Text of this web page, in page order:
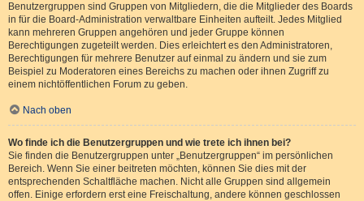
Benutzergruppen sind Gruppen von Mitgliedern, die die Mitglieder des Boards
in für die Board-Administration verwaltbare Einheiten aufteilt. Jedes Mitglied
kann mehreren Gruppen angehören und jeder Gruppe können
Berechtigungen zugeteilt werden. Dies erleichtert es den Administratoren,
Berechtigungen für mehrere Benutzer auf einmal zu ändern und sie zum
Beispiel zu Moderatoren eines Bereichs zu machen oder ihnen Zugriff zu
einem nichtöffentlichen Forum zu geben.
Nach oben
Wo finde ich die Benutzergruppen und wie trete ich ihnen bei?
Sie finden die Benutzergruppen unter „Benutzergruppen“ im persönlichen
Bereich. Wenn Sie einer beitreten möchten, können Sie dies mit der
entsprechenden Schaltfläche machen. Nicht alle Gruppen sind allgemein
offen. Einige erfordern erst eine Freischaltung, andere können geschlossen